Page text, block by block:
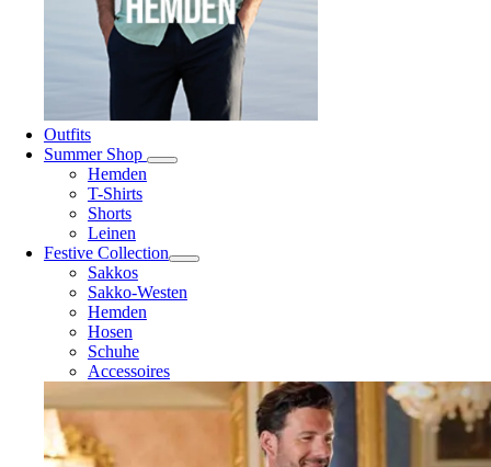
Outfits
Summer Shop
Hemden
T-Shirts
Shorts
Leinen
Festive Collection
Sakkos
Sakko-Westen
Hemden
Hosen
Schuhe
Accessoires